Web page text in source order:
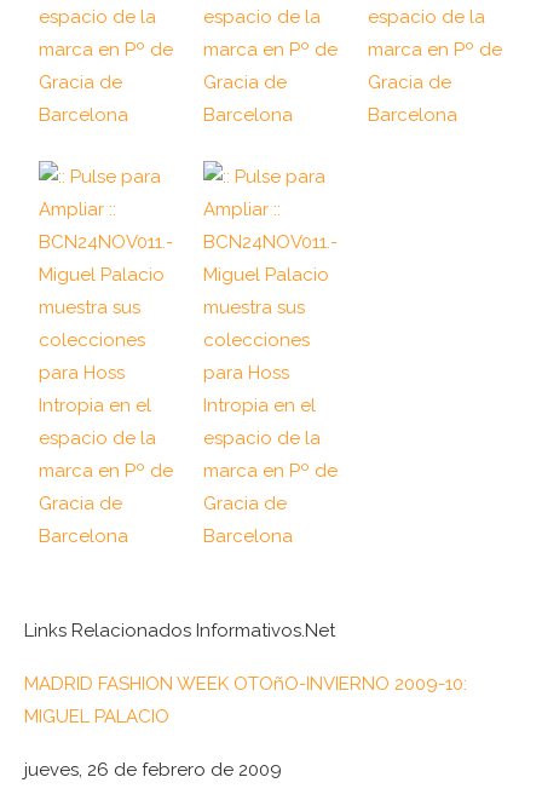
Links Relacionados Informativos.Net
MADRID FASHION WEEK OTOñO-INVIERNO 2009-10:
MIGUEL PALACIO
jueves, 26 de febrero de 2009